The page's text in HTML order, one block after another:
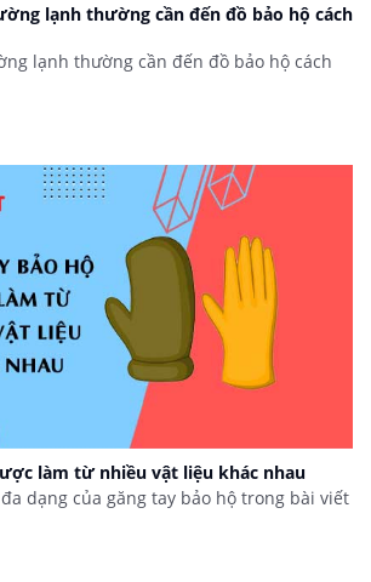
lạnh thường cần đến đồ bảo hộ cách
lạnh thường cần đến đồ bảo hộ cách
làm từ nhiều vật liệu khác nhau
dạng của găng tay bảo hộ trong bài viết